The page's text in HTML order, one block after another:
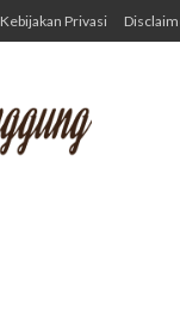
Kebijakan Privasi